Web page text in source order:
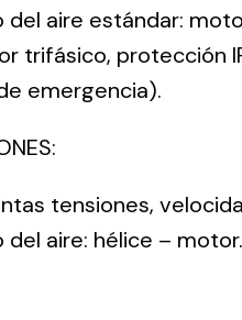
del aire estándar:
trifásico, protección
emergencia).
tensiones,
del aire: hélice –